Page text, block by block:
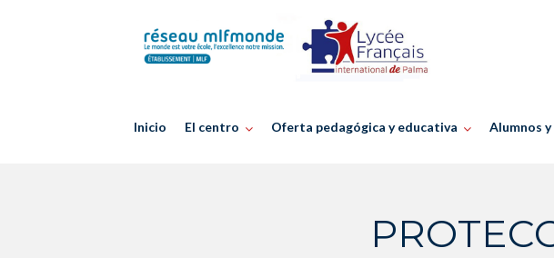
Inicio El centro Oferta pedagógica y educativa Alumnos